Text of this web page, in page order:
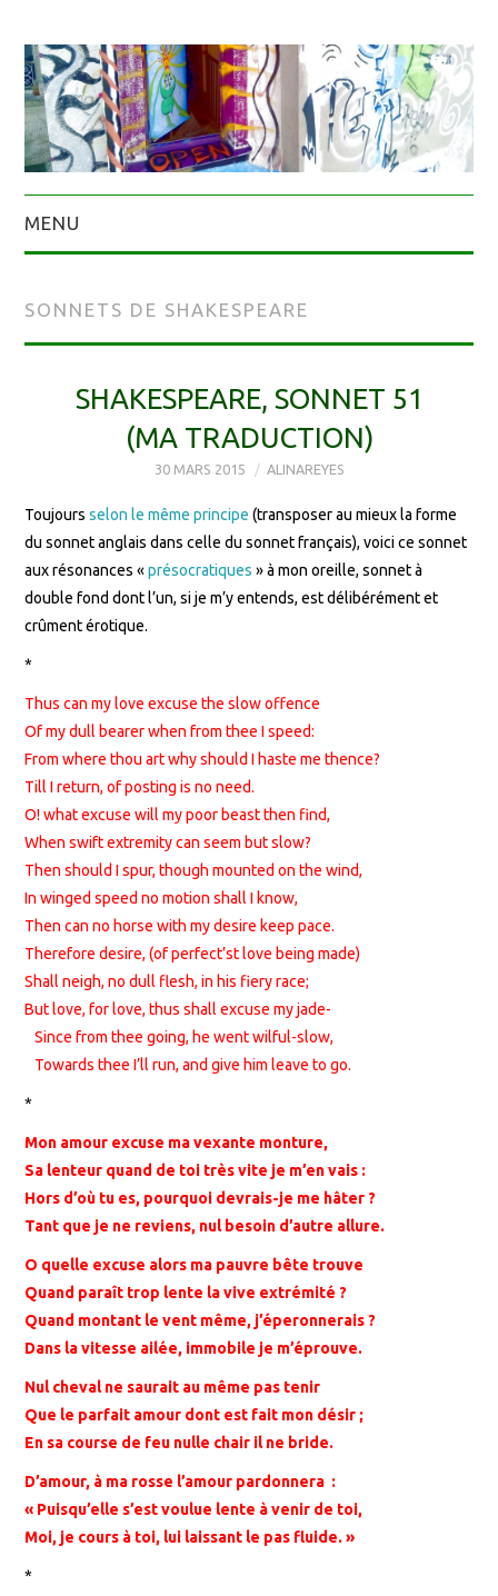
MENU
SONNETS DE SHAKESPEARE
SHAKESPEARE, SONNET 51
(MA TRADUCTION)
30 MARS 2015 ALINAREYES
Toujoursselon le même principe (transposer au mieux la forme
du sonnet anglais dans celle du sonnet français), voici ce sonnet
aux résonances «présocratiques » à mon oreille, sonnet à
double fond dont l’un, si je m’y entends, est délibérément et
crûment érotique.
*
Thus can my love excuse the slow offence
Of my dull bearer when from thee I speed:
From where thou art why should I haste me thence?
Till I return, of posting is no need.
O! what excuse will my poor beast then find,
When swift extremity can seem but slow?
Then should I spur, though mounted on the wind,
In winged speed no motion shall I know,
Then can no horse with my desire keep pace.
Therefore desire, (of perfect’st love being made)
Shall neigh, no dull flesh, in his fiery race;
But love, for love, thus shall excuse my jade-
Since from thee going, he went wilful-slow,
Towards thee I’ll run, and give him leave to go.
*
Mon amour excuse ma vexante monture,
Sa lenteur quand de toi très vite je m’en vais :
Hors d’où tu es, pourquoi devrais-je me hâter ?
Tant que je ne reviens, nul besoin d’autre allure.
O quelle excuse alors ma pauvre bête trouve
Quand paraît trop lente la vive extrémité ?
Quand montant le vent même, j’éperonnerais ?
Dans la vitesse ailée, immobile je m’éprouve.
Nul cheval ne saurait au même pas tenir
Que le parfait amour dont est fait mon désir ;
En sa course de feu nulle chair il ne bride.
D’amour, à ma rosse l’amour pardonnera :
« Puisqu’elle s’est voulue lente à venir de toi,
Moi, je cours à toi, lui laissant le pas fluide. »
*